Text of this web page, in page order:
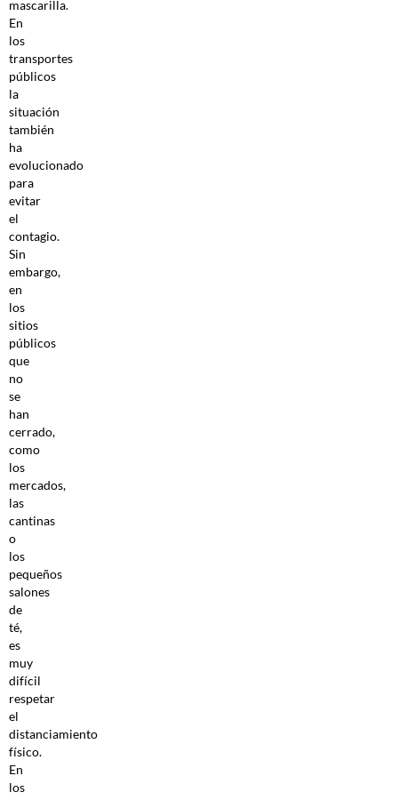
mascarilla.
En
los
transportes
públicos
la
situación
también
ha
evolucionado
para
evitar
el
contagio.
Sin
embargo,
en
los
sitios
públicos
que
no
se
han
cerrado,
como
los
mercados,
las
cantinas
o
los
pequeños
salones
de
té,
es
muy
difícil
respetar
el
distanciamiento
físico.
En
los